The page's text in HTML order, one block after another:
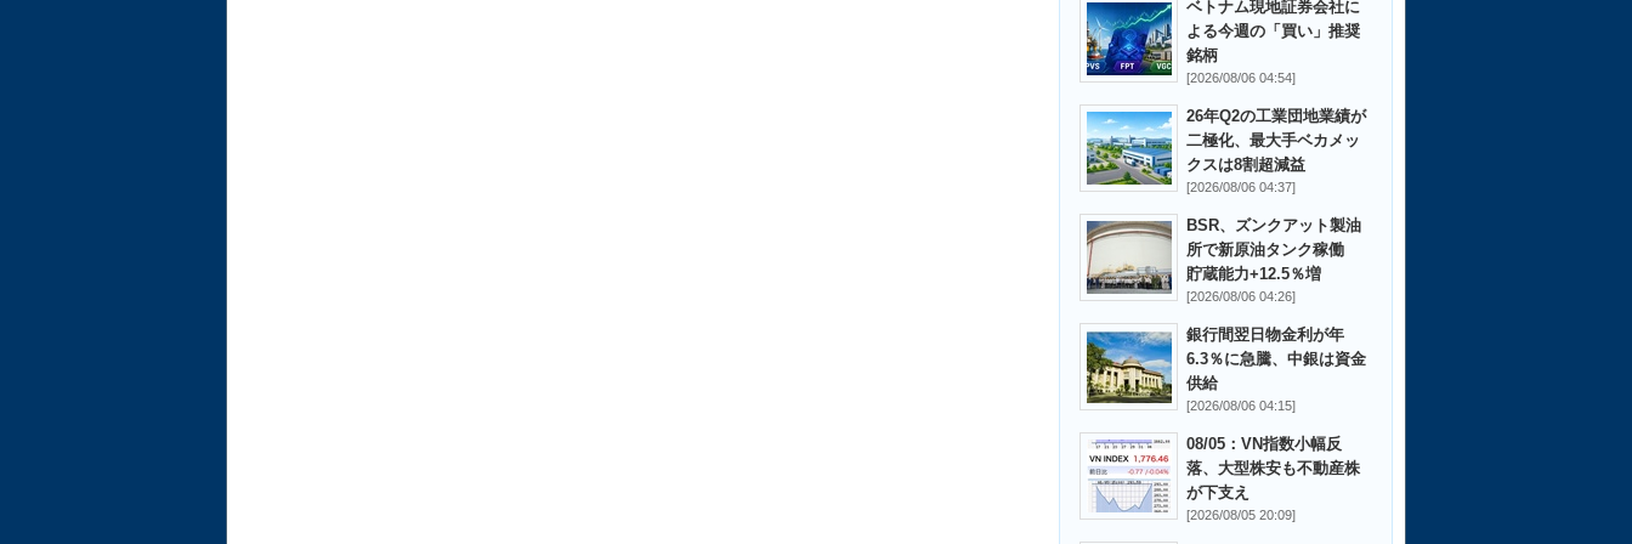
ベトナム現地証券会社に
よる今週の「買い」推奨
銘柄
[2026/08/06 04:54]
26年Q2の工業団地業績が
二極化、最大手ベカメッ
クスは8割超減益
[2026/08/06 04:37]
BSR、ズンクアット製油
所で新原油タンク稼働
貯蔵能力+12.5％増
[2026/08/06 04:26]
銀行間翌日物金利が年
6.3％に急騰、中銀は資金
供給
[2026/08/06 04:15]
08/05：VN指数小幅反
落、大型株安も不動産株
が下支え
[2026/08/05 20:09]